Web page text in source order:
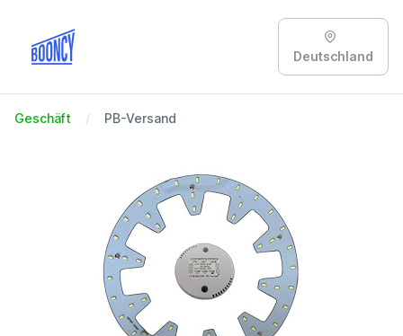
Deutschland
Geschäft PB-Versand